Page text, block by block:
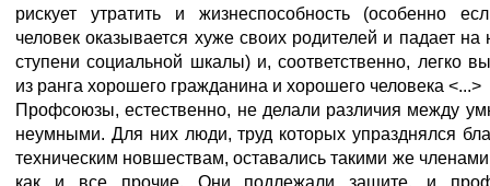
рискует утратить и жизнеспособность (особенно
человек оказывается хуже своих родителей и падает на
ступени социальной шкалы) и, соответственно, легко
из ранга хорошего гражданина и хорошего человека <...>
Профсоюзы, естественно, не делали различия между
неумными. Для них люди, труд которых упразднялся
техническим новшествам, оставались такими же
как и все прочие. Они подлежали защите, и